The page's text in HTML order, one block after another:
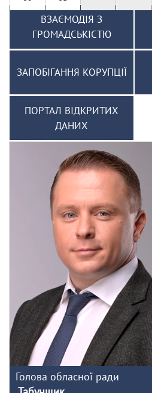
ВЗАЄМОДІЯ З
ГРОМАДСЬКІСТЮ
ЗАПОБІГАННЯ КОРУПЦІЇ
ПОРТАЛ ВІДКРИТИХ
ДАНИХ
Голова обласної ради